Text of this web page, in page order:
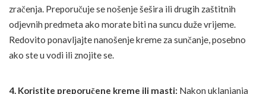
zračenja. Preporučuje se nošenje šešira ili drugih zaštitnih
odjevnih predmeta ako morate biti na suncu duže vrijeme.
Redovito ponavljajte nanošenje kreme za sunčanje, posebno
ako ste u vodi ili znojite se.
4. Koristite preporučene kreme ili masti: Nakon uklanjanja